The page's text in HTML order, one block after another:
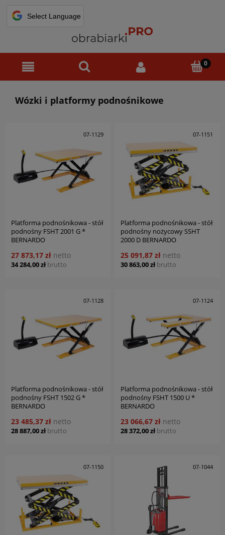
Wózki i platformy podnośnikowe
07-1129
Platforma podnośnikowa - stół
podnośny FSHT 2001 G *
BERNARDO
34 284,00 zł brutto
27 873,17 zł netto
07-1151
Platforma podnośnikowa - stół
podnośny nożycowy SSHT
2000 D BERNARDO
30 863,00 zł brutto
25 091,87 zł netto
07-1128
Platforma podnośnikowa - stół
podnośny FSHT 1502 G *
BERNARDO
28 887,00 zł brutto
23 485,37 zł netto
07-1124
Platforma podnośnikowa - stół
podnośny FSHT 1500 U *
BERNARDO
28 372,00 zł brutto
23 066,67 zł netto
07-1150 07-1044